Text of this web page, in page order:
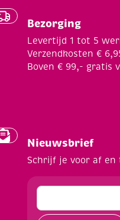
Bezorging
Levertijd 1 tot 5
Verzendkosten €
Boven € 99,- gratis
Nieuwsbrief
Schrijf je voor af en